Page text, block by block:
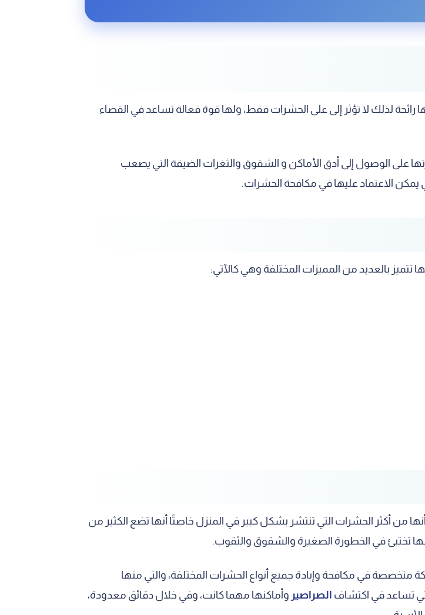
رائحة لذلك لا تؤثر إلى على الحشرات فقط، ولها قوة فعالة تساعد في القضاء
على الوصول إلى أدق الأماكن و الشقوق والثغرات الضيقة التي يصعب
الاعتماد عليها في مكافحة الحشرات.
بالعديد من المميزات المختلفة وهي كالآتي:
من أكثر الحشرات التي تنتشر بشكل كبير في المنزل خاصتًا أنها تضع الكثير من
تختبئ في الخطورة الصغيرة والشقوق والثقوب.
في مكافحة وإبادة جميع أنواع الحشرات المختلفة، والتي منها
تساعد في اكتشاف الصراصير وأماكنها مهما كانت، وفي خلال دقائق معدودة،